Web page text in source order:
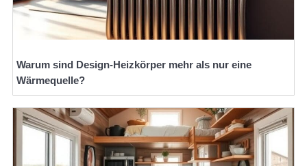
Warum sind Design-Heizkörper mehr als nur eine
Wärmequelle?